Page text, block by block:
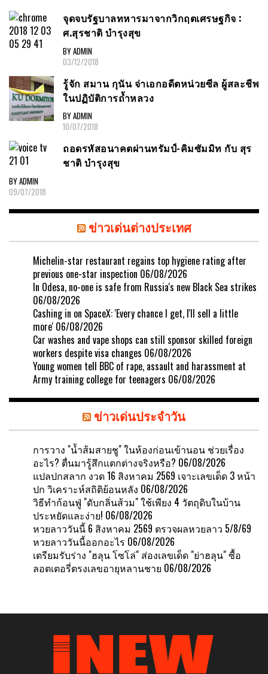
จุดจบรัฐบาลทหารมาจากวิกฤตเศรษฐกิจ :
ศ.สุรชาติ บำรุงสุข
BY ADMIN
03/12/2018
รู้จัก สมาน กุนัน จ่าเอกอดีตหน่วยซีล ผู้สละชีพ
ในปฏิบัติการถ้ำหลวง
BY ADMIN
10/07/2018
ถอดรหัสอนาคตผ่านทรัมป์-คิมซัมมิท กับ สุร
ชาติ บำรุงสุข
BY ADMIN
09/07/2018
ข่าวเด่นต่างประเทศ
Michelin-star restaurant regains top hygiene rating after
previous one-star inspection 06/08/2026
In Odesa, no-one is safe from Russia's new Black Sea strikes
06/08/2026
Cashing in on SpaceX: 'Every chance I get, I'll sell a little
more' 06/08/2026
Car washes and vape shops can still sponsor skilled foreign
workers despite visa changes 06/08/2026
Young women tell BBC of rape, assault and harassment at
Army training college for teenagers 06/08/2026
ข่าวเด่นประจำวัน
การวาง "น้ำส้มสายชู" ในห้องก่อนเข้านอน ช่วยเรื่อง
อะไร? ตื่นมารู้สึกแตกต่างจริงหรือ? 06/08/2026
แปลปกสลาก งวด 16 สิงหาคม 2569 เจาะเลขเด็ด 3 หน้า
ปก วิเคราะห์สถิติย้อนหลัง 06/08/2026
วิธีทำก้อนฟู่ "ดับกลิ่นส้วม" ใช้เพียง 4 วัตถุดิบในบ้าน
ประหยัดและง่าย! 06/08/2026
หวยลาววันนี้ 6 สิงหาคม 2569 ตรวจผลหวยลาว 5/8/69
หวยลาววันนี้ออกอะไร 06/08/2026
เตรียมรับร่าง "ฮลุน โซโล่" ส่องเลขเด็ด "ย่าฮลุน" ซื้อ
ลอตเตอรี่ตรงเลขอายุหลานชาย 06/08/2026